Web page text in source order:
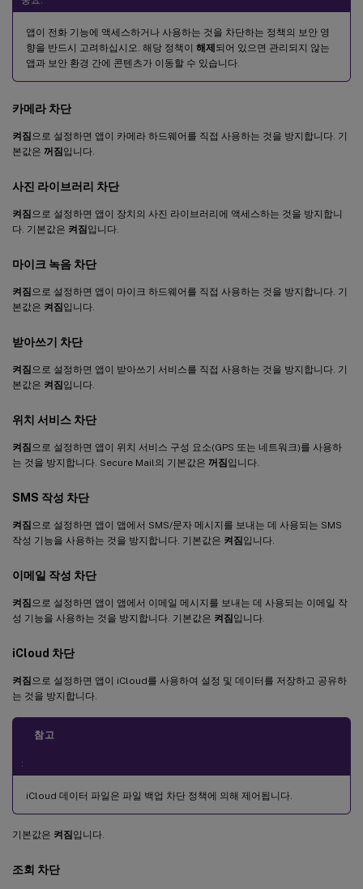
앱이 전화 기능에 액세스하거나 사용하는 것을 차단하는 정책의 보안 영
향을 반드시 고려하십시오. 해당 정책이 해제되어 있으면 관리되지 않는
앱과 보안 환경 간에 콘텐츠가 이동할 수 있습니다.
카메라 차단
켜짐 으로 설정하면 앱이 카메라 하드웨어를 직접 사용하는 것을 방지합니다. 기
본값은 꺼짐입니다.
사진 라이브러리 차단
켜짐 으로 설정하면 앱이 장치의 사진 라이브러리에 액세스하는 것을 방지합니
다. 기본값은 켜짐입니다.
마이크 녹음 차단
켜짐 으로 설정하면 앱이 마이크 하드웨어를 직접 사용하는 것을 방지합니다. 기
본값은 켜짐입니다.
받아쓰기 차단
켜짐 으로 설정하면 앱이 받아쓰기 서비스를 직접 사용하는 것을 방지합니다. 기
본값은 켜짐입니다.
위치 서비스 차단
켜짐 으로 설정하면 앱이 위치 서비스 구성 요소(GPS 또는 네트워크)를 사용하
는 것을 방지합니다. Secure Mail의 기본값은 꺼짐입니다.
SMS 작성 차단
켜짐 으로 설정하면 앱이 앱에서 SMS/문자 메시지를 보내는 데 사용되는 SMS
작성 기능을 사용하는 것을 방지합니다. 기본값은 켜짐입니다.
이메일 작성 차단
켜짐 으로 설정하면 앱이 앱에서 이메일 메시지를 보내는 데 사용되는 이메일 작
성 기능을 사용하는 것을 방지합니다. 기본값은 켜짐입니다.
iCloud 차단
켜짐 으로 설정하면 앱이 iCloud를 사용하여 설정 및 데이터를 저장하고 공유하
는 것을 방지합니다.
참고
:
iCloud 데이터 파일은 파일 백업 차단 정책에 의해 제어됩니다.
기본값은 켜짐입니다.
조회 차단